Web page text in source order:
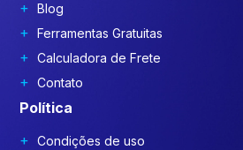
Blog
Ferramentas Gratuitas
Calculadora de Frete
Contato
Política
Condições de uso